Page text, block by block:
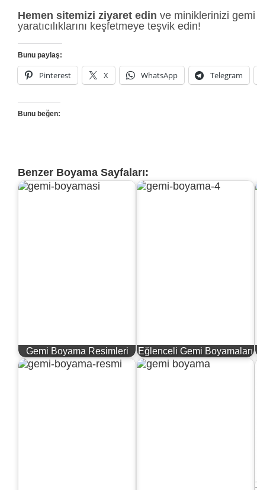
Hemen sitemizi ziyaret edin ve miniklerinizi
yaratıcılıklarını keşfetmeye teşvik edin!
Bunu paylaş:
Pinterest X WhatsApp Telegram
Bunu beğen:
Benzer Boyama Sayfaları:
Gemi Boyama Resimleri Eğlenceli Gemi Boyamaları